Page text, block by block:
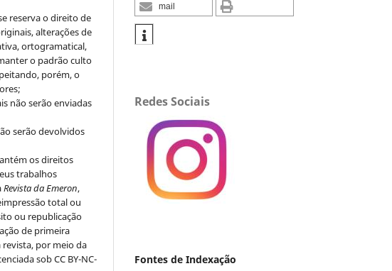
reserva o direito de
alterações de
ortogramatical,
o padrão culto
porém, o
não serão enviadas
serão devolvidos
os direitos
trabalhos
Revista da Emeron,
total ou
ou republicação
de primeira
revista, por meio da
sob CC BY-NC-
mail
Redes Sociais
Fontes de Indexação